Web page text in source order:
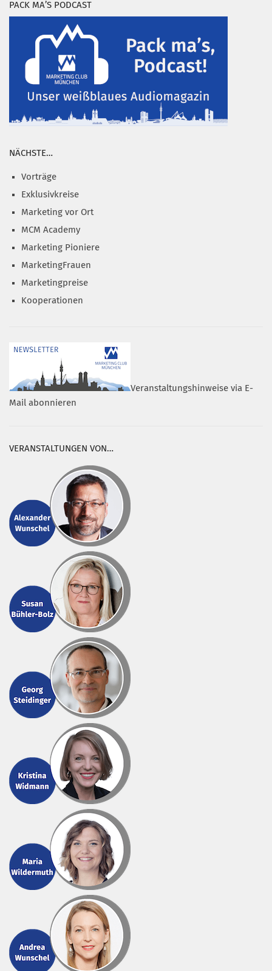
PACK MA’S PODCAST
NÄCHSTE…
Vorträge
Exklusivkreise
Marketing vor Ort
MCM Academy
Marketing Pioniere
MarketingFrauen
Marketingpreise
Kooperationen
Veranstaltungshinweise via E-
Mail abonnieren
VERANSTALTUNGEN VON…